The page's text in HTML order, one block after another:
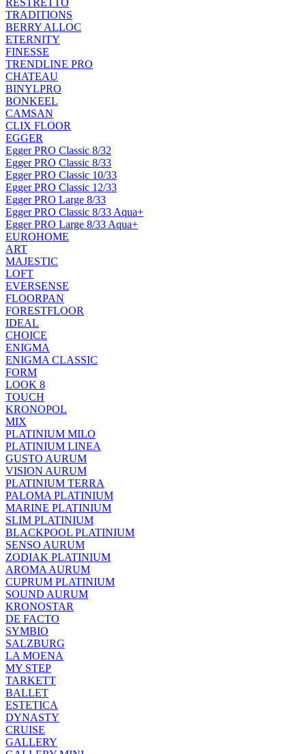
RESTRETTO
TRADITIONS
BERRY ALLOC
ETERNITY
FINESSE
TRENDLINE PRO
CHATEAU
BINYLPRO
BONKEEL
CAMSAN
CLIX FLOOR
EGGER
Egger PRO Classic 8/32
Egger PRO Classic 8/33
Egger PRO Classic 10/33
Egger PRO Classic 12/33
Egger PRO Large 8/33
Egger PRO Classic 8/33 Aqua+
Egger PRO Large 8/33 Aqua+
EUROHOME
ART
MAJESTIC
LOFT
EVERSENSE
FLOORPAN
FORESTFLOOR
IDEAL
CHOICE
ENIGMA
ENIGMA CLASSIC
FORM
LOOK 8
TOUCH
KRONOPOL
MIX
PLATINIUM MILO
PLATINIUM LINEA
GUSTO AURUM
VISION AURUM
PLATINIUM TERRA
PALOMA PLATINIUM
MARINE PLATINIUM
SLIM PLATINIUM
BLACKPOOL PLATINIUM
SENSO AURUM
ZODIAK PLATINIUM
AROMA AURUM
CUPRUM PLATINIUM
SOUND AURUM
KRONOSTAR
DE FACTO
SYMBIO
SALZBURG
LA MOENA
MY STEP
TARKETT
BALLET
ESTETICA
DYNASTY
CRUISE
GALLERY